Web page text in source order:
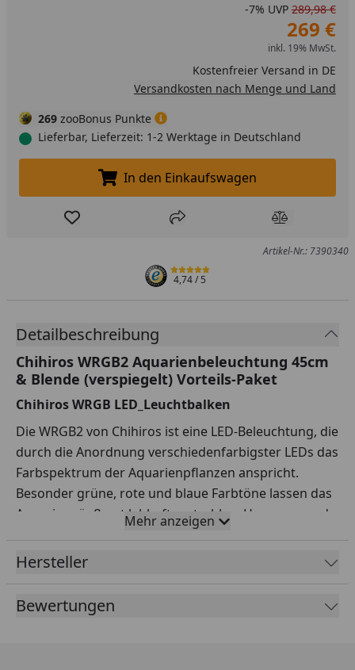
-7% UVP 289,98 €
269 €
inkl. 19% MwSt.
Kostenfreier Versand in DE
Versandkosten nach Menge und Land
269 zooBonus Punkte
Lieferbar, Lieferzeit: 1-2 Werktage in Deutschland
In den Einkaufswagen legen
In den Einkaufswagen
Produkt zur Wunschliste hinzufügen
Teilen Produkt
Artikel-Nr.: 7390340
4,74/ 5
Detailbeschreibung
Chihiros WRGB2 Aquarienbeleuchtung 45cm
& Blende (verspiegelt) Vorteils-Paket
Chihiros WRGB LED_Leuchtbalken
Die WRGB2 von Chihiros ist eine LED-Beleuchtung, die
durch die Anordnung verschiedenfarbigster LEDs das
Farbspektrum der Aquarienpflanzen anspricht.
Besonder grüne, rote und blaue Farbtöne lassen das
Aquarium äußerst lebhaft erstrahlen. Hervorragend
geeignet für lichtbedürftige Pflanzen und stark
bepflanzte Aquarien. Der Abstrahlwinkel bringt
140 cm Kantenlänge. Durch einen gesonderen
Controller, kann die LED zusätzlich gesteuert werden.
Mehr anzeigen
Hersteller
Bewertungen